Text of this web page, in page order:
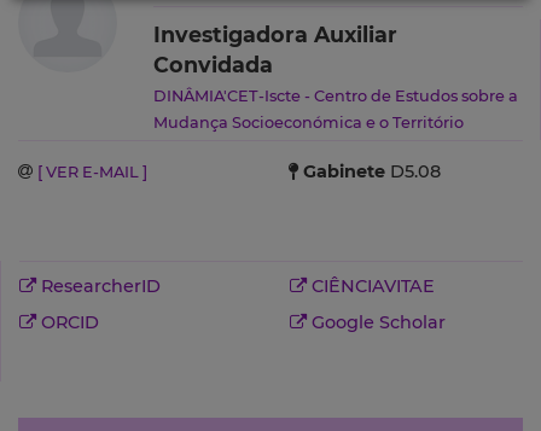
Investigadora Auxiliar
Convidada
DINÂMIA'CET-Iscte - Centro de Estudos sobre a
Mudança Socioeconómica e o Território
[ VER E-MAIL ] Gabinete D5.08
ResearcherID
CIÊNCIAVITAE
ORCID
Google Scholar